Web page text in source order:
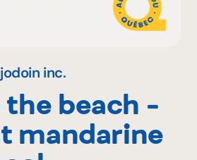
inc.
the beach -
mandarine